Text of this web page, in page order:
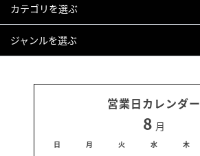
カテゴリを選ぶ
ジャンルを選ぶ
営業日カレンダー
8 月
日 月 火 水 木